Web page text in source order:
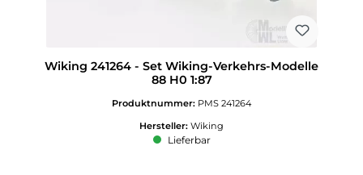
Wiking 241264 - Set Wiking-Verkehrs-Modelle
88 H0 1:87
Produktnummer: PMS 241264
Hersteller: Wiking
Lieferbar